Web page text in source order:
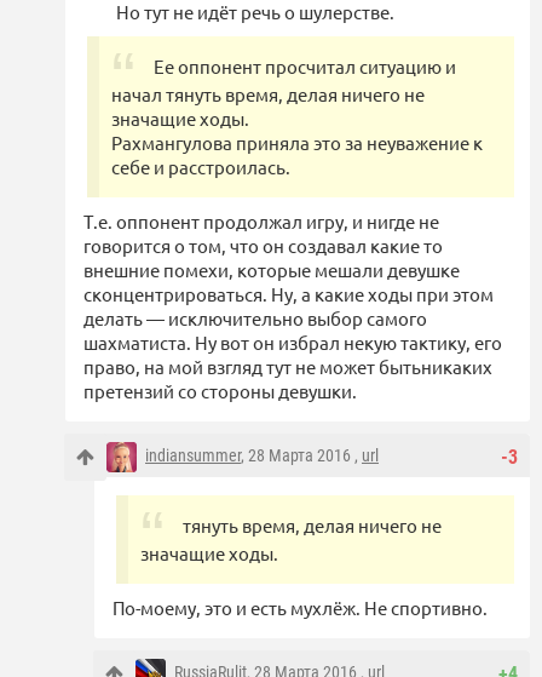
Но тут не идёт речь о шулерстве.
Ее оппонент просчитал ситуацию и
начал тянуть время, делая ничего не
значащие ходы.
Рахмангулова приняла это за неуважение к
себе и расстроилась.
Т.е. оппонент продолжал игру, и нигде не
говорится о том, что он создавал какие то
внешние помехи, которые мешали девушке
сконцентрироваться. Ну, а какие ходы при этом
делать — исключительно выбор самого
шахматиста. Ну вот он избрал некую тактику, его
право, на мой взгляд тут не может бытьникаких
претензий со стороны девушки.
-3
indiansummer, 28 Марта 2016 , url
тянуть время, делая ничего не
значащие ходы.
По-моему, это и есть мухлёж. Не спортивно.
RussiaRulit, 28 Марта 2016 , url